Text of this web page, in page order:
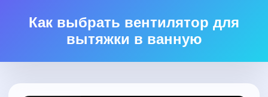
Как выбрать вентилятор для
вытяжки в ванную